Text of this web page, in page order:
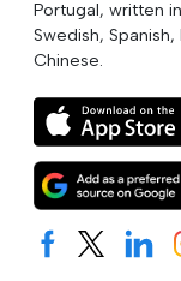
Portugal, written
Swedish, Spanish,
Chinese.